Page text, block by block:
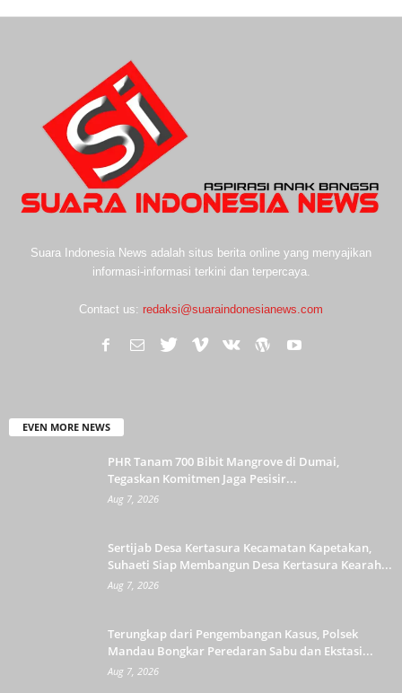
Suara Indonesia News adalah situs berita online yang menyajikan
informasi-informasi terkini dan terpercaya.
Contact us: redaksi@suaraindonesianews.com
EVEN MORE NEWS
PHR Tanam 700 Bibit Mangrove di Dumai,
Tegaskan Komitmen Jaga Pesisir...
Aug 7, 2026
Sertijab Desa Kertasura Kecamatan Kapetakan,
Suhaeti Siap Membangun Desa Kertasura Kearah...
Aug 7, 2026
Terungkap dari Pengembangan Kasus, Polsek
Mandau Bongkar Peredaran Sabu dan Ekstasi...
Aug 7, 2026